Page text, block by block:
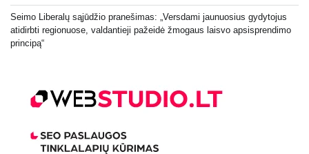
Seimo Liberalų sąjūdžio pranešimas: „Versdami jaunuosius gydytojus
atidirbti regionuose, valdantieji pažeidė žmogaus laisvo apsisprendimo
principą“